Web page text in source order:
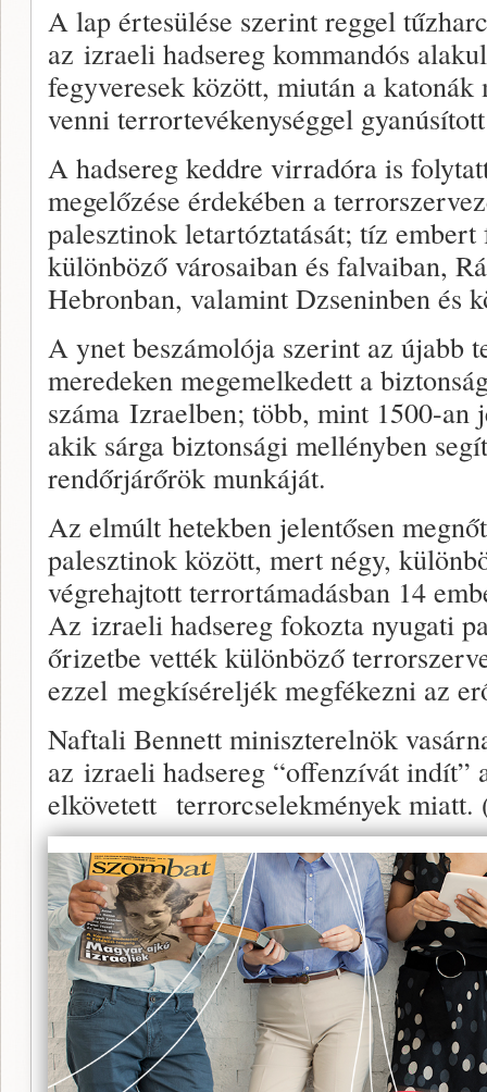
A lap értesülése szerint reggel
az izraeli hadsereg kommandós
fegyveresek között, miután a
venni terrortevékenységgel
A hadsereg keddre virradóra is
megelőzése érdekében a
palesztinok letartóztatását; tíz
különböző városaiban és falvaiban,
Hebronban, valamint Dzseninben és
A ynet beszámolója szerint az újabb
meredeken megemelkedett a
száma Izraelben; több, mint 1500-
akik sárga biztonsági mellényben
rendőrjárőrök munkáját.
Az elmúlt hetekben jelentősen
palesztinok között, mert négy,
végrehajtott terrortámadásban 14
Az izraeli hadsereg fokozta nyugati
őrizetbe vették különböző
ezzel megkíséreljék megfékezni az
Naftali Bennett miniszterelnök
az izraeli hadsereg “offenzívát indít”
elkövetett terrorcselekmények